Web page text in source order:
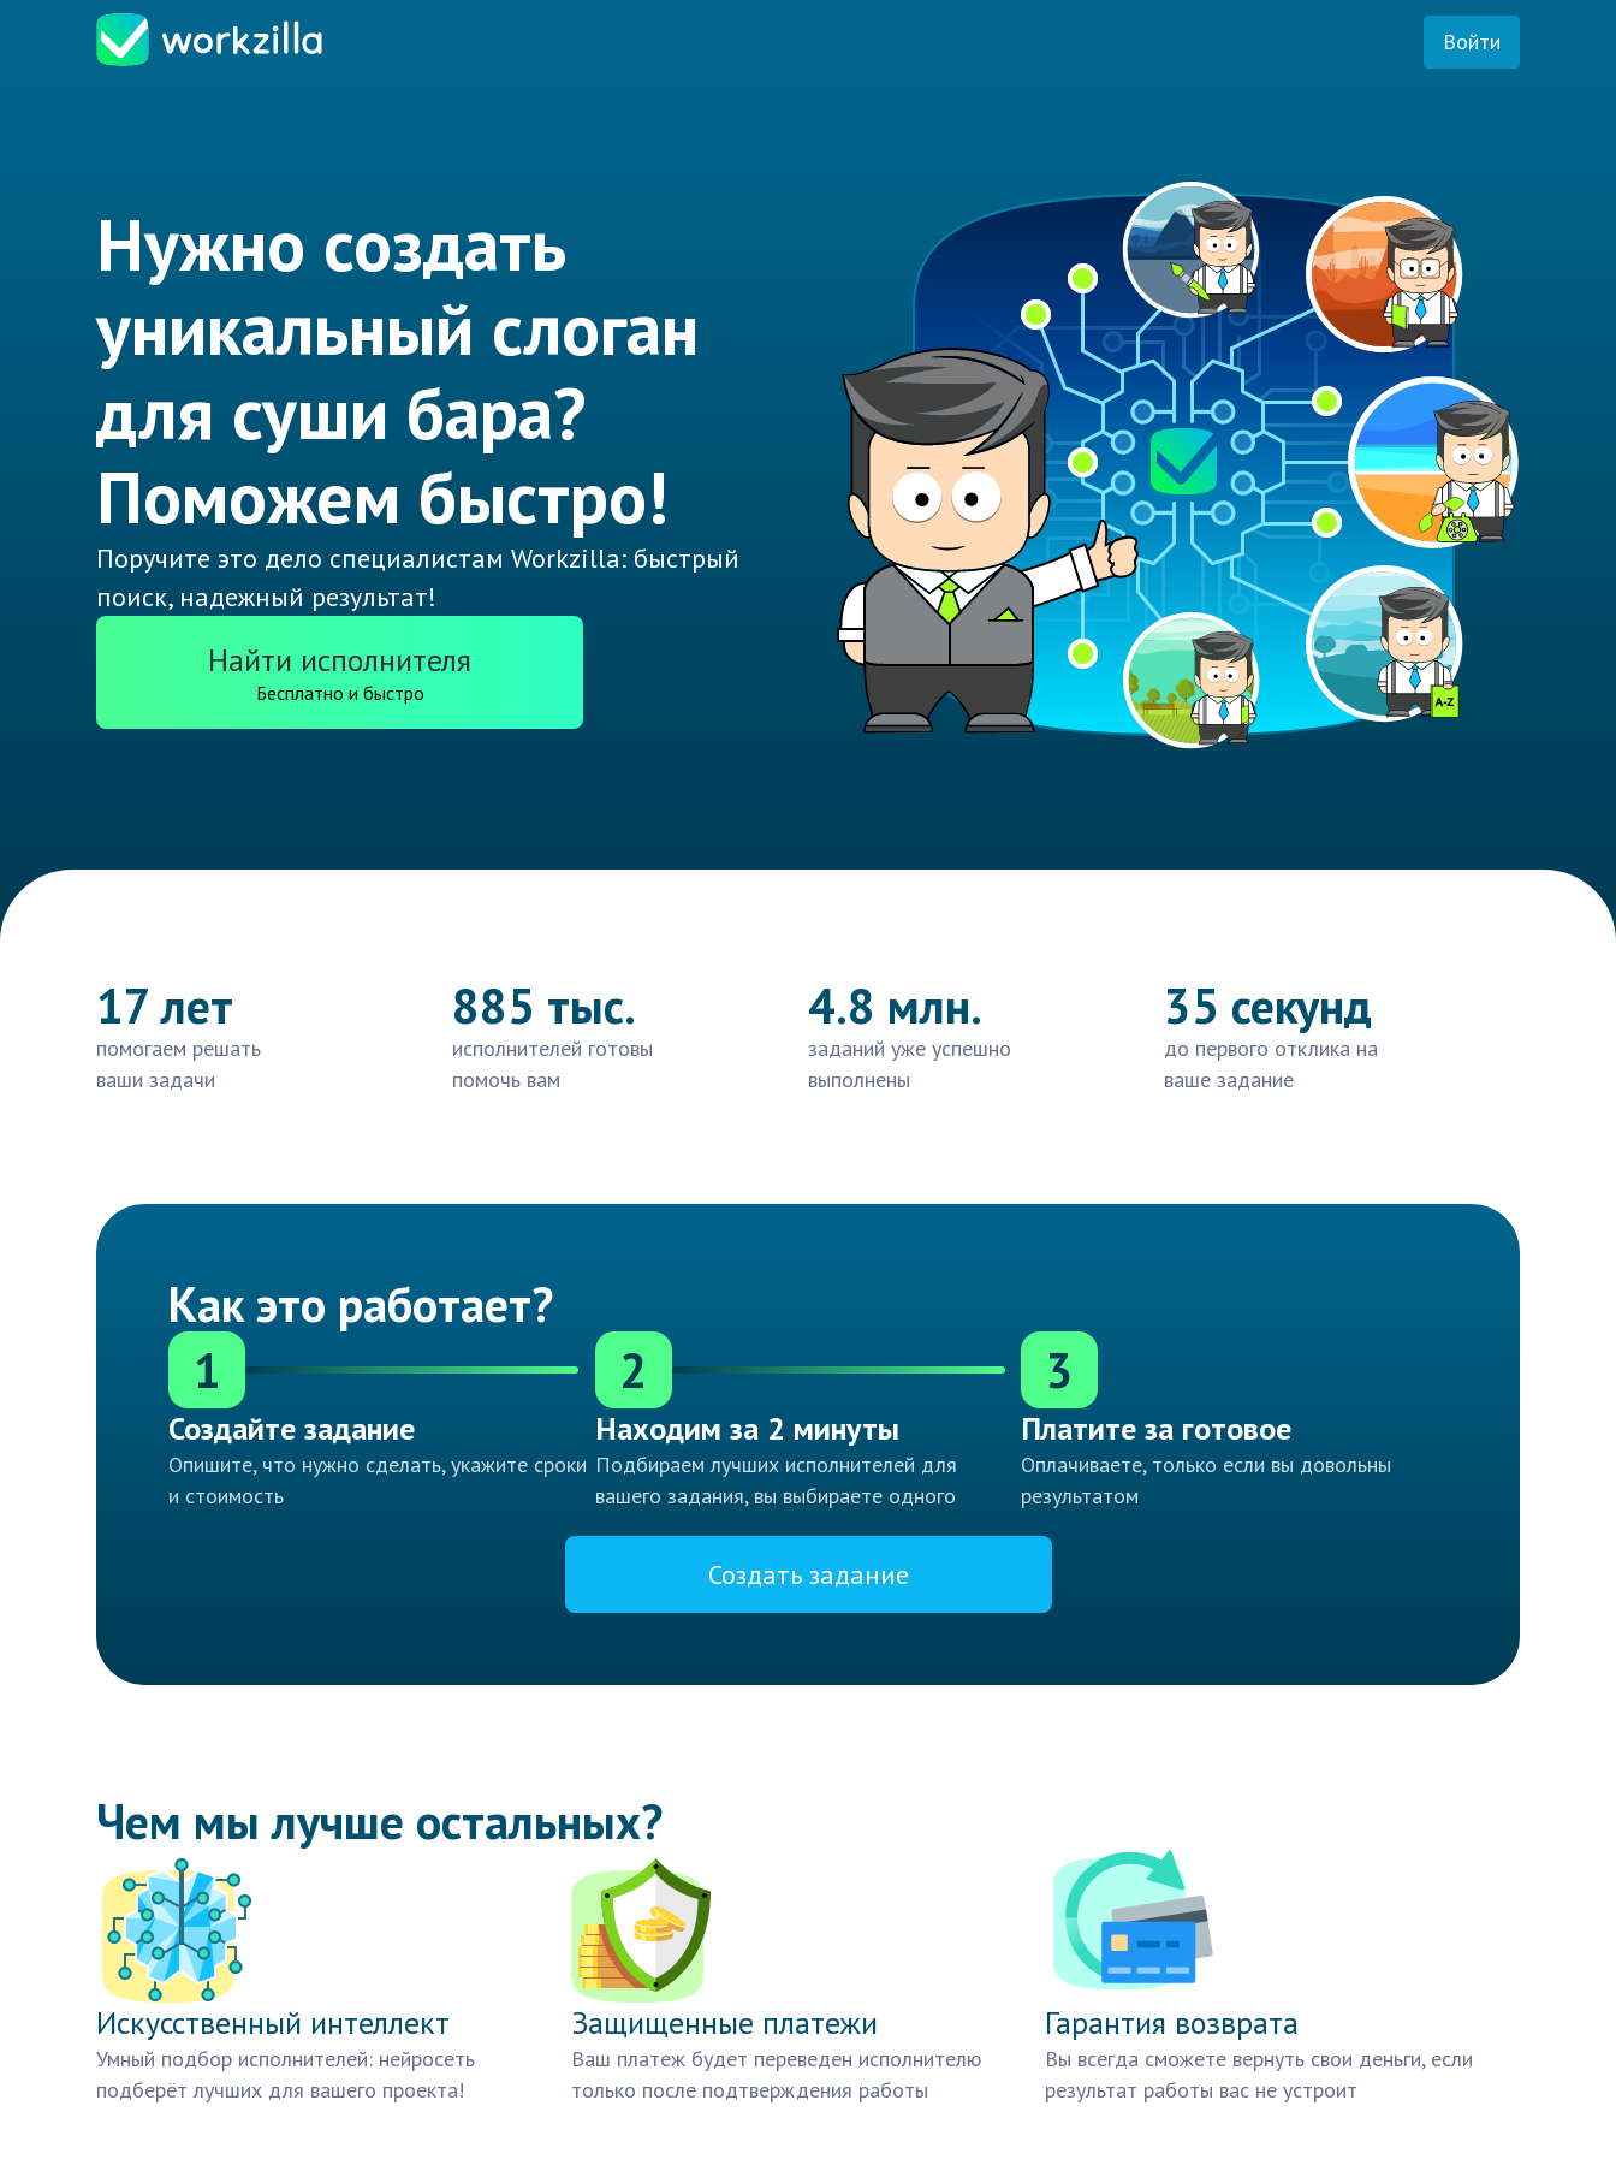
Войти
Нужно создать
уникальный слоган
для суши бара?
Поможем быстро!
Поручите это дело специалистам Workzilla: быстрый
поиск, надежный результат!
Найти исполнителя
Бесплатно и быстро
17 лет
помогаем решать
ваши задачи
885 тыс.
исполнителей готовы
помочь вам
4.8 млн.
заданий уже успешно
выполнены
35 секунд
до первого отклика на
ваше задание
Как это работает?
1
Создайте задание
Опишите, что нужно сделать, укажите сроки
и стоимость
2
Находим за 2 минуты
Подбираем лучших исполнителей для
вашего задания, вы выбираете одного
3
Платите за готовое
Оплачиваете, только если вы довольны
результатом
Создать задание
Чем мы лучше остальных?
Искусственный интеллект
Умный подбор исполнителей: нейросеть
подберёт лучших для вашего проекта!
Защищенные платежи
Ваш платеж будет переведен исполнителю
только после подтверждения работы
Гарантия возврата
Вы всегда сможете вернуть свои деньги, если
результат работы вас не устроит